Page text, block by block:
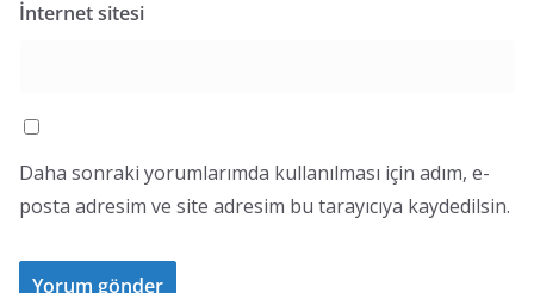
İnternet sitesi
Daha sonraki yorumlarımda kullanılması için adım, e-
posta adresim ve site adresim bu tarayıcıya kaydedilsin.